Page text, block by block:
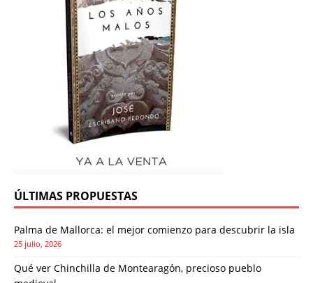
ÚLTIMAS PROPUESTAS
Palma de Mallorca: el mejor comienzo para descubrir la isla
25 julio, 2026
Qué ver Chinchilla de Montearagón, precioso pueblo